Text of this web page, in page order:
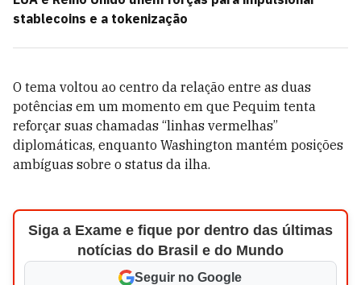
stablecoins e a tokenização
O tema voltou ao centro da relação entre as duas
potências em um momento em que Pequim tenta
reforçar suas chamadas “linhas vermelhas”
diplomáticas, enquanto Washington mantém posições
ambíguas sobre o status da ilha.
Siga a Exame e fique por dentro das últimas
notícias do Brasil e do Mundo
Seguir no Google